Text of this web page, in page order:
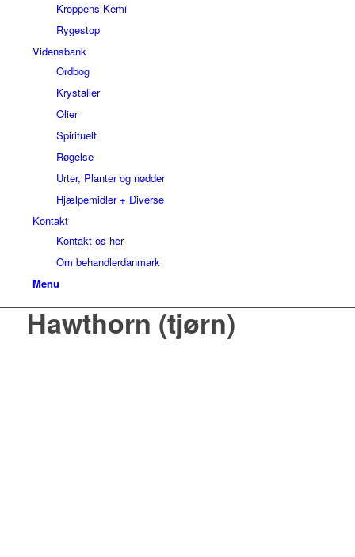
Kroppens Kemi
Rygestop
Vidensbank
Ordbog
Krystaller
Olier
Spirituelt
Røgelse
Urter, Planter og nødder
Hjælpemidler + Diverse
Kontakt
Kontakt os her
Om behandlerdanmark
Menu
Hawthorn (tjørn)